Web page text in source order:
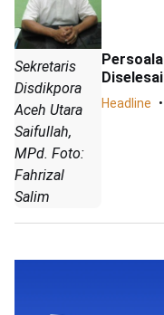
Sekretaris
Disdikpora
Aceh Utara
Saifullah,
MPd. Foto:
Fahrizal
Salim
Headline